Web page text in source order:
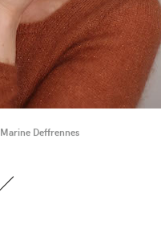
Marine Deffrennes